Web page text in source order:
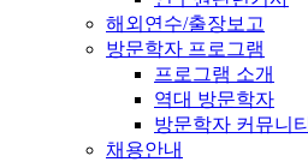
해외연수/출장보고
방문학자 프로그램
프로그램 소개
역대 방문학자
방문학자 커뮤니티
채용안내